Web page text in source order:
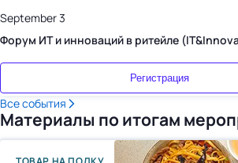
September 3
Форум ИТ и инноваций в ритейле
Регистрация
Все события
Материалы по итогам